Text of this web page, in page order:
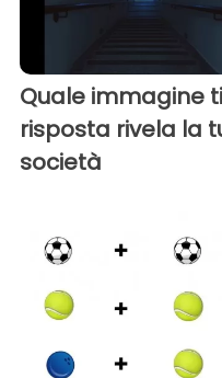
Quale immagine
risposta rivela la
società